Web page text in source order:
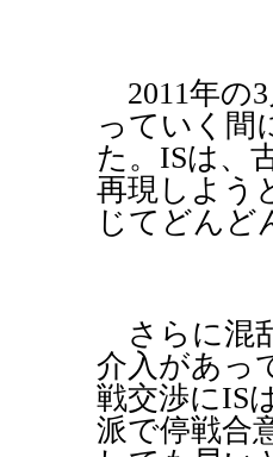
2011年の3
っていく間
た。 ISは、
再現しよう
じてどんど
さらに混
介入があっ
戦交渉にIS
派で停戦合